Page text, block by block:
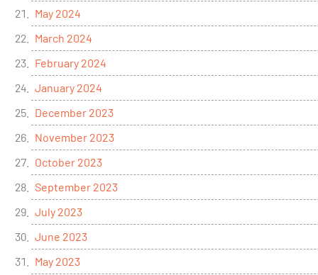
May 2024
March 2024
February 2024
January 2024
December 2023
November 2023
October 2023
September 2023
July 2023
June 2023
May 2023